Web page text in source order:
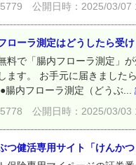
公開日時：2025/03/07
ローラ測定はどうしたら受
料で「腸内フローラ測定」
ます。 お手元に届きました
腸内フローラ測定（どうぶ...
公開日時：2025/03/03
つ健活専用サイト「けんか